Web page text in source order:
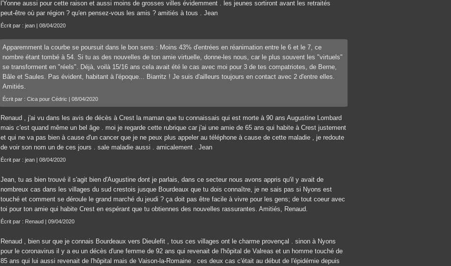
l'Yonne aussi pour cette raison et aussi moins de grosses villes évidemment . les jeunes sortiront avant les retraités
peut-être où par région ? qu'en pensez-vous les amis ? amitiés à tous . Jean
Écrit par : jean | 08/04/2020
Apparemment la courbe se poursuit dans le bon sens : Moins 43% d'entrées en réanimation entre le 6 et le 7, ce
nombre étant tombé à 54. Si tu as des nouvelles de ton amie virtuelle, donne-les nous, car le plus souvent les "virtuels"
se transforment en "réels". Déjà, voilà 15/16 ans cela avait été le cas avec moi pour 3 de tes compatriotes, de Berne,
Bâle et Saules. Pas évident, habitant à l'époque... Biarritz ! Je suis d'ailleurs toujours en contact avec 2 d'entre elles.
Amitiés.
Écrit par : Cica pour Cédric | 08/04/2020
Renaud , j'ai vu dans les avis de décès à Crest la maman que tu connaissais qui est morte à 90 ans Augustine Lombard
mais c'est quand même un bel âge . moi je regarde cette rubrique car j'ai une amie de 65 ans qui habite à Crest justement
et qui ne va pas bien à cause d'un cancer que je ne peux plus appeler au téléphone à cause de cette maladie , je redoute
de voir son nom un de ces jours . sale maladie aussi . amicalement . Jean
Écrit par : jean | 08/04/2020
Jean, tu as bien trouvé il s'agit bien d'Augustine dont je parlais, dans ce secteur nous avons appris qu'il y avait de
nombreux cas dans les villages du sud crestois jusque Bourdeaux que tu dois connaître, je ne sais pas si Nyons est
touché et comment se déroule le grand marché du jeudi ? ça doit pas être facile à vivre pour les gens; de tout coeur avec
toi pour ton amie qui habite Crest en espérant que tu obtiennes des nouvelles rassurantes. Amitiés, Renaud.
Écrit par : Renaud | 09/04/2020
Renaud , bien sur que je connais Bourdeaux vers Dieulefit , tous ces villages ont le charme provençal . sinon à Nyons
pour le coronavirus il y a eu un décès d'une femme de 92 ans qui revenait de l'hôpital de Valreas et un homme touché de
85 ans qui lui aussi revenait de l'hôpital mais de Vaison-la-Romaine . ces deux cas c'était au début de l'épidémie depuis